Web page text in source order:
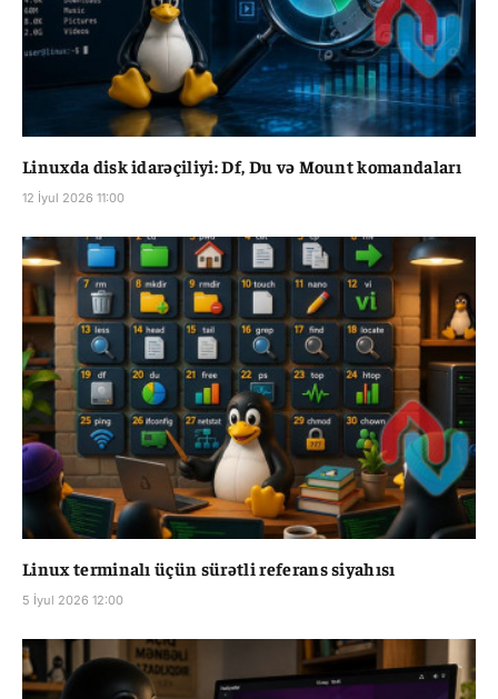
Linuxda disk idarəçiliyi: Df, Du və Mount komandaları
12 İyul 2026 11:00
Linux terminalı üçün sürətli referans siyahısı
5 İyul 2026 12:00